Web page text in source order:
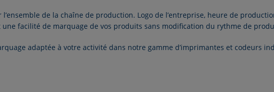
de la chaîne de production. Logo de l’entreprise, heure de
facilité de marquage de vos produits sans modification du rythme de
adaptée à votre activité dans notre gamme d’imprimantes et codeurs